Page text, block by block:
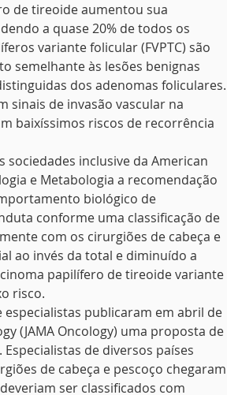
de tireoide aumentou sua
a quase 20% de todos os
variante folicular (FVPTC) são
semelhante às lesões benignas
dos adenomas foliculares.
sinais de invasão vascular na
baixíssimos riscos de recorrência
inclusive da American
e Metabologia a recomendação
biológico de
conforme uma classificação de
com os cirurgiões de cabeça e
ao invés da total e diminuído a
papilífero de tireoide variante
risco.
publicaram em abril de
(JAMA Oncology) uma proposta de
de diversos países
de cabeça e pescoço chegaram
ser classificados com